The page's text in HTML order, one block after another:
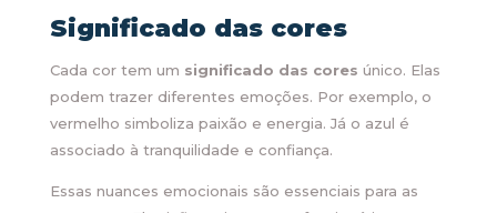
Significado das cores
Cada cor tem um significado das cores único. Elas
podem trazer diferentes emoções. Por exemplo, o
vermelho simboliza paixão e energia. Já o azul é
associado à tranquilidade e confiança.
Essas nuances emocionais são essenciais para as